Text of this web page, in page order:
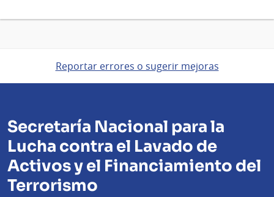
Reportar errores o sugerir mejoras
Secretaría Nacional para la
Lucha contra el Lavado de
Activos y el Financiamiento del
Terrorismo